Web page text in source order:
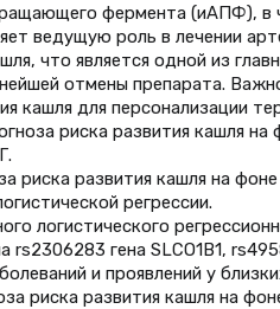
фермента (иАПФ), в
ведущую роль в лечении
что является одной из
отмены препарата.
кашля для персонализации
риска развития кашля на
риска развития кашля на
регрессии.
логистического
гена SLCO1B1,
и проявлений у
риска развития кашля на